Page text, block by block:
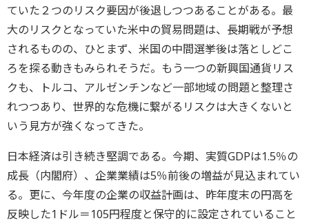
ていた２つのリスク要因が後退しつつあることがある。最
大のリスクとなっていた米中の貿易問題は、長期戦が予想
されるものの、ひとまず、米国の中間選挙後は落としどこ
ろを探る動きもみられそうだ。もう一つの新興国通貨リス
クも、トルコ、アルゼンチンなど一部地域の問題と整理さ
れつつあり、世界的な危機に繋がるリスクは大きくないと
いう見方が強くなってきた。
日本経済は引き続き堅調である。今期、実質GDPは1.5％の
成長（内閣府）、企業業績は5％前後の増益が見込まれてい
る。更に、今年度の企業の収益計画は、昨年度末の円高を
反映した1ドル＝105円程度と保守的に設定されていること